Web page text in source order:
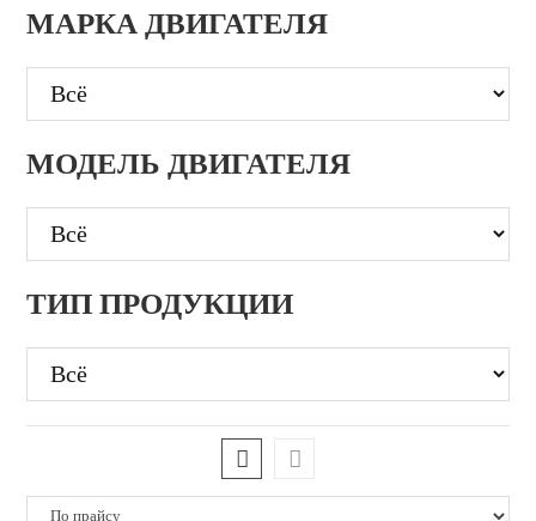
МАРКА ДВИГАТЕЛЯ
МОДЕЛЬ ДВИГАТЕЛЯ
ТИП ПРОДУКЦИИ